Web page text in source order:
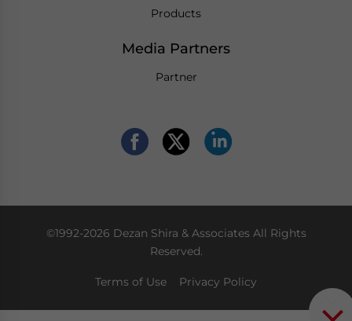
Products
Media Partners
Partner
©1992-2026 Dezan Shira & Associates All Rights
Reserved.
Terms of Use Privacy Policy